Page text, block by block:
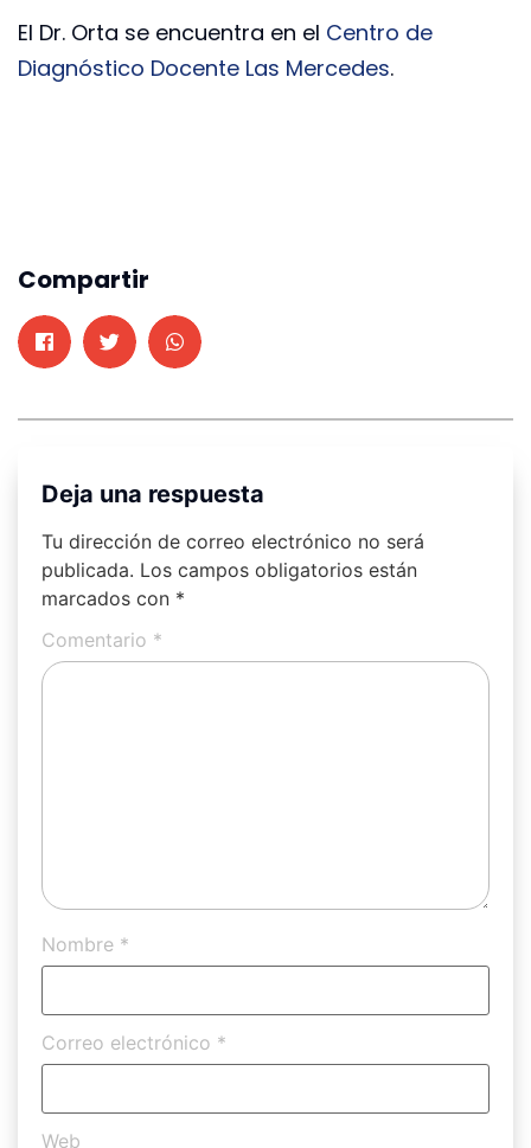
El Dr. Orta se encuentra en el Centro de
Diagnóstico Docente Las Mercedes.
Compartir
Deja una respuesta
Tu dirección de correo electrónico no será
publicada. Los campos obligatorios están
marcados con *
Comentario *
Nombre *
Correo electrónico *
Web